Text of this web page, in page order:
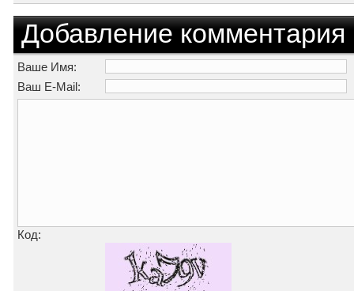
Добавление комментария
Ваше Имя:
Ваш E-Mail:
Код: